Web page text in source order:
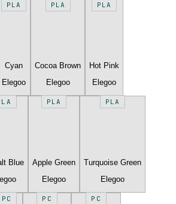
PLA
Cyan
Elegoo
PLA
Cocoa Brown
Elegoo
PLA
Hot Pink
Elegoo
Blue
PLA
Apple Green
Elegoo
PLA
Turquoise Green
Elegoo
PC PC PC